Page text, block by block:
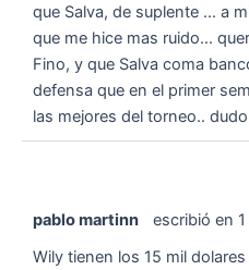
que Salva, de suplente ... a
que me hice mas ruido...
Fino, y que Salva coma
defensa que en el primer
las mejores del torneo..
pablo martinn escribió en
Wily tienen los 15 mil